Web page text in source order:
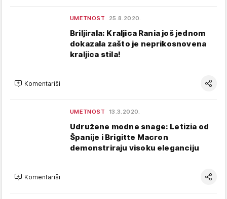
UMETNOST 25.8.2020.
Briljirala: Kraljica Rania još jednom
dokazala zašto je neprikosnovena
kraljica stila!
Komentariši
UMETNOST 13.3.2020.
Udružene modne snage: Letizia od
Španije i Brigitte Macron
demonstriraju visoku eleganciju
Komentariši